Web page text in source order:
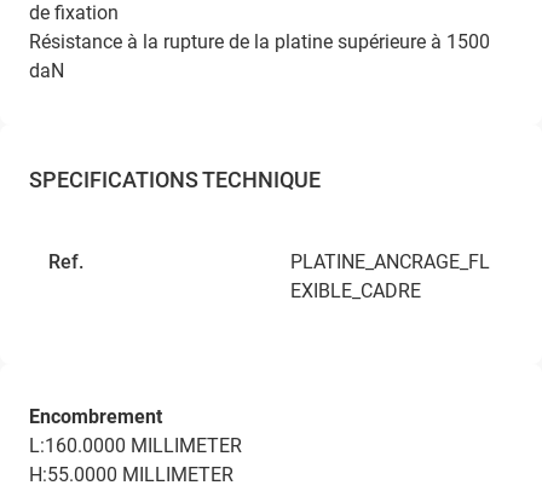
de fixation
Résistance à la rupture de la platine supérieure à 1500
daN
SPECIFICATIONS TECHNIQUE
Ref.
PLATINE_ANCRAGE_FL
EXIBLE_CADRE
Encombrement
L:160.0000 MILLIMETER
H:55.0000 MILLIMETER